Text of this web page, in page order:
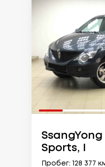
Sports, I
Пробег: 128 377